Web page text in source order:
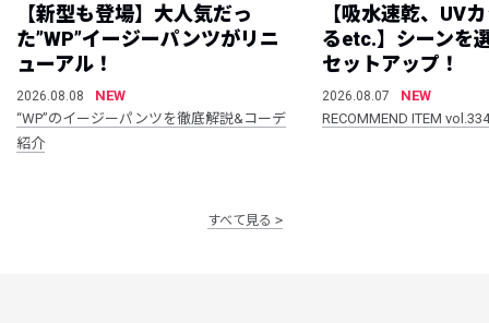
【新型も登場】大人気だっ
た”WP”イージーパンツがリニ
ューアル！
2026.08.08
NEW
“WP”のイージーパンツを徹底解説&コーデ
紹介
【吸水速乾、UV
るetc.】シーンを
セットアップ！
2026.08.07
NEW
RECOMMEND ITEM vol.334
すべて見る